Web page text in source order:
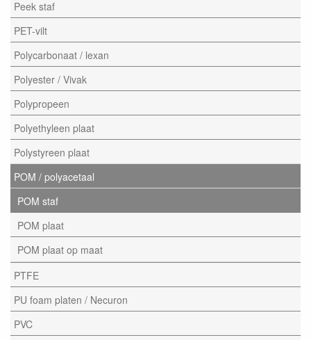
Peek staf
PET-vilt
Polycarbonaat / lexan
Polyester / Vivak
Polypropeen
Polyethyleen plaat
Polystyreen plaat
POM / polyacetaal
POM staf
POM plaat
POM plaat op maat
PTFE
PU foam platen / Necuron
PVC